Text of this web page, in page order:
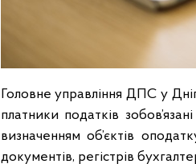
Головне управління ДПС у
платники податків
визначенням об’єктів
документів, регістрів